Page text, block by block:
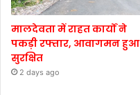
मालदेवता में राहत कार्यों ने
पकड़ी रफ्तार, आवागमन हुआ
सुरक्षित
2 days ago